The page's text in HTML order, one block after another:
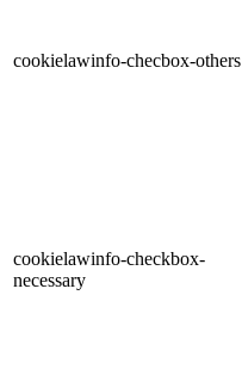
cookielawinfo-checbox-others
cookielawinfo-checkbox-
necessary